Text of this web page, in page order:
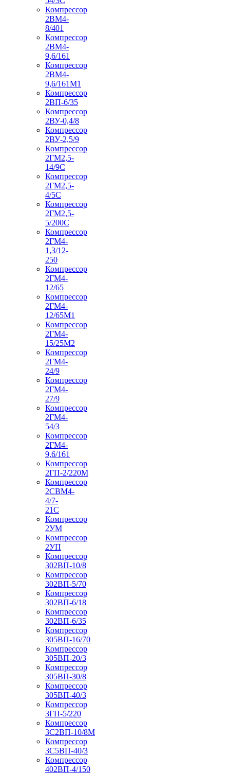
Компрессор
2ВМ4-
8/401
Компрессор
2ВМ4-
9,6/161
Компрессор
2ВМ4-
9,6/161М1
Компрессор
2ВП-6/35
Компрессор
2ВУ-0,4/8
Компрессор
2ВУ-2,5/9
Компрессор
2ГМ2,5-
14/9С
Компрессор
2ГМ2,5-
4/5С
Компрессор
2ГМ2,5-
5/200С
Компрессор
2ГМ4-
1,3/12-
250
Компрессор
2ГМ4-
12/65
Компрессор
2ГМ4-
12/65М1
Компрессор
2ГМ4-
15/25М2
Компрессор
2ГМ4-
24/9
Компрессор
2ГМ4-
27/9
Компрессор
2ГМ4-
54/3
Компрессор
2ГМ4-
9,6/161
Компрессор
2ГП-2/220М
Компрессор
2СВМ4-
4/7-
21С
Компрессор
2УМ
Компрессор
2УП
Компрессор
302ВП-10/8
Компрессор
302ВП-5/70
Компрессор
302ВП-6/18
Компрессор
302ВП-6/35
Компрессор
305ВП-16/70
Компрессор
305ВП-20/3
Компрессор
305ВП-30/8
Компрессор
305ВП-40/3
Компрессор
3ГП-5/220
Компрессор
3С2ВП-10/8М
Компрессор
3С5ВП-40/3
Компрессор
402ВП-4/150